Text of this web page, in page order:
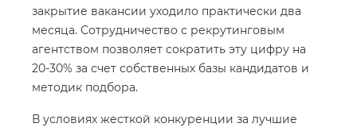
закрытие вакансии уходило практически два
месяца. Сотрудничество с рекрутинговым
агентством позволяет сократить эту цифру на
20-30% за счет собственных базы кандидатов и
методик подбора.
В условиях жесткой конкуренции за лучшие